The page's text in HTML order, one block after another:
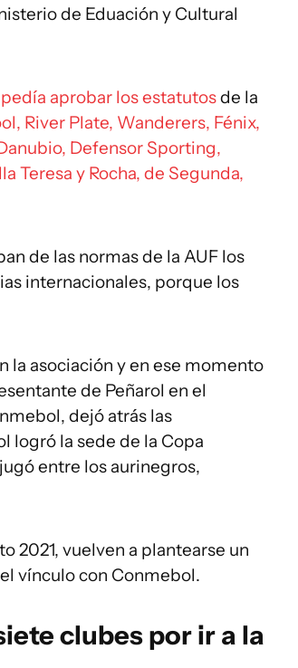
de Eduación y Cultural
aprobar los estatutosde la
River Plate, Wanderers, Fénix,
Defensor Sporting,
Teresa y Rocha, de Segunda,
de las normas de la AUF los
internacionales, porque los
la asociación y en ese momento
de Peñarol en el
dejó atrás las
logró la sede de la Copa
entre los aurinegros,
2021, vuelven a plantearse un
vínculo con Conmebol.
clubes por ir a la